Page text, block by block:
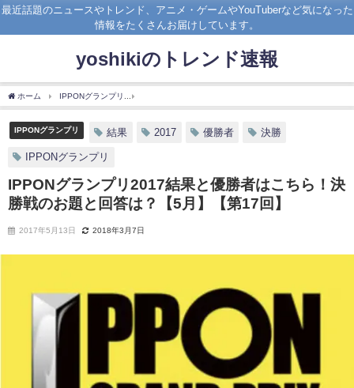
最近話題のニュースやトレンド、アニメ・ゲームやYouTuberなど気になった
情報をたくさんお届けしています。
yoshikiのトレンド速報
ホーム IPPONグランプリ
IPPONグランプリ 結果 2017 優勝者 決勝
IPPONグランプリ
IPPONグランプリ2017結果と優勝者はこちら！決
勝戦のお題と回答は？【5月】【第17回】
2017年5月13日 2018年3月7日